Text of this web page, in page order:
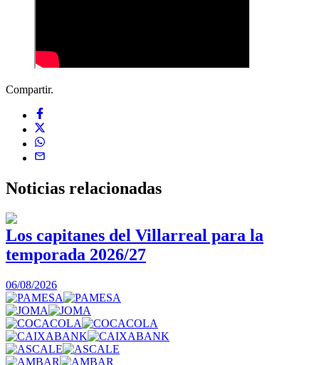
Compartir.
Noticias relacionadas
Los capitanes del Villarreal para la
temporada 2026/27
06/08/2026